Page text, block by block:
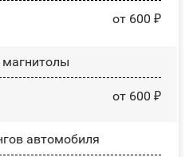
от 600 ₽
от 600 ₽
автомобиля